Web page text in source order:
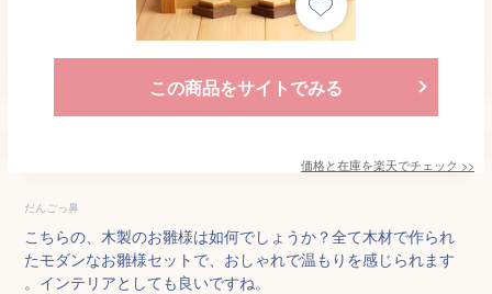
この商品をサイトでみる
価格と在庫を楽天でチェック >>
だんごっ鼻
こちらの、木製のお雛様は如何でしょうか？全て木材で作られ
たモダンなお雛様セットで、おしゃれで温もりを感じられます
。インテリアとしても良いですね。